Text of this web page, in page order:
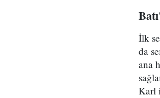
İlk
da
ana
Karl